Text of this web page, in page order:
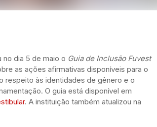
no dia 5 de maio o Guia de Inclusão Fuvest
as ações afirmativas disponíveis para o
respeito às identidades de gênero e o
O guia está disponível em
. A instituição também atualizou na